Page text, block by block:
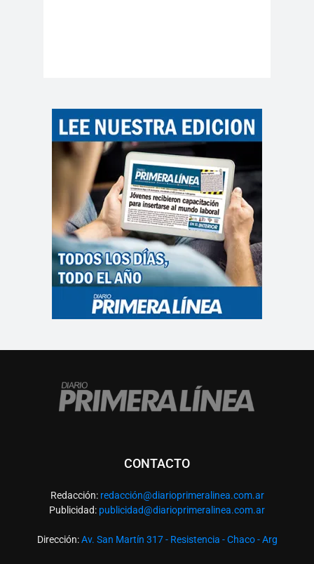
CONTACTO
Redacción: redacción@diarioprimeralinea.com.ar
Publicidad: publicidad@diarioprimeralinea.com.ar
Dirección:Av. San Martín 317 - Resistencia - Chaco - Arg